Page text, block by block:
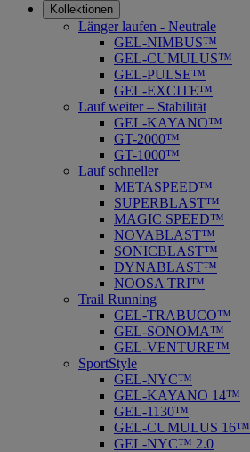
Kollektionen
Länger laufen - Neutrale
GEL-NIMBUS™
GEL-CUMULUS™
GEL-PULSE™
GEL-EXCITE™
Lauf weiter – Stabilität
GEL-KAYANO™
GT-2000™
GT-1000™
Lauf schneller
METASPEED™
SUPERBLAST™
MAGIC SPEED™
NOVABLAST™
SONICBLAST™
DYNABLAST™
NOOSA TRI™
Trail Running
GEL-TRABUCO™
GEL-SONOMA™
GEL-VENTURE™
SportStyle
GEL-NYC™
GEL-KAYANO 14™
GEL-1130™
GEL-CUMULUS 16™
GEL-NYC™ 2.0